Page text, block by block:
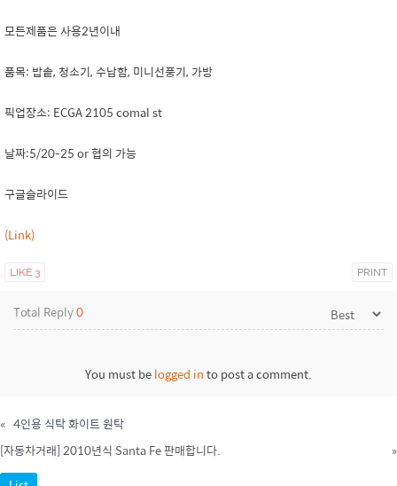
모든제품은 사용2년이내
품목: 밥솥, 청소기, 수납함, 미니선풍기, 가방
픽업장소: ECGA 2105 comal st
날짜:5/20-25 or 협의 가능
구글슬라이드
(Link)
LIKE 3 PRINT
Total Reply0
You must belogged into post a comment.
« 4인용 식탁 화이트 원탁
[자동차거래] 2010년식 Santa Fe 판매합니다.
»